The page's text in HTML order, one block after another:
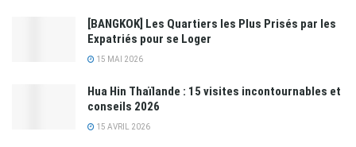
[BANGKOK] Les Quartiers les Plus Prisés par les
Expatriés pour se Loger
15 MAI 2026
Hua Hin Thaïlande : 15 visites incontournables et
conseils 2026
15 AVRIL 2026